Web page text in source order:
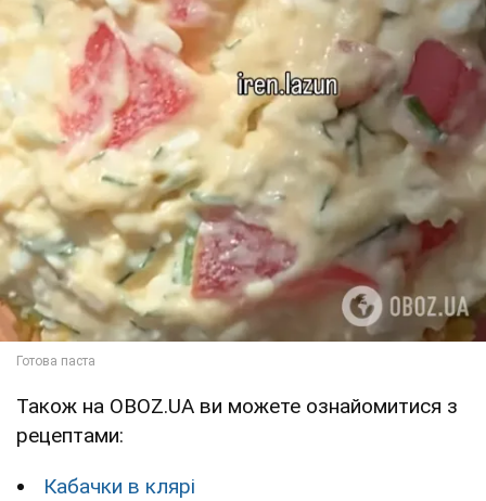
Також на OBOZ.UA ви можете ознайомитися з
рецептами:
Кабачки в клярі